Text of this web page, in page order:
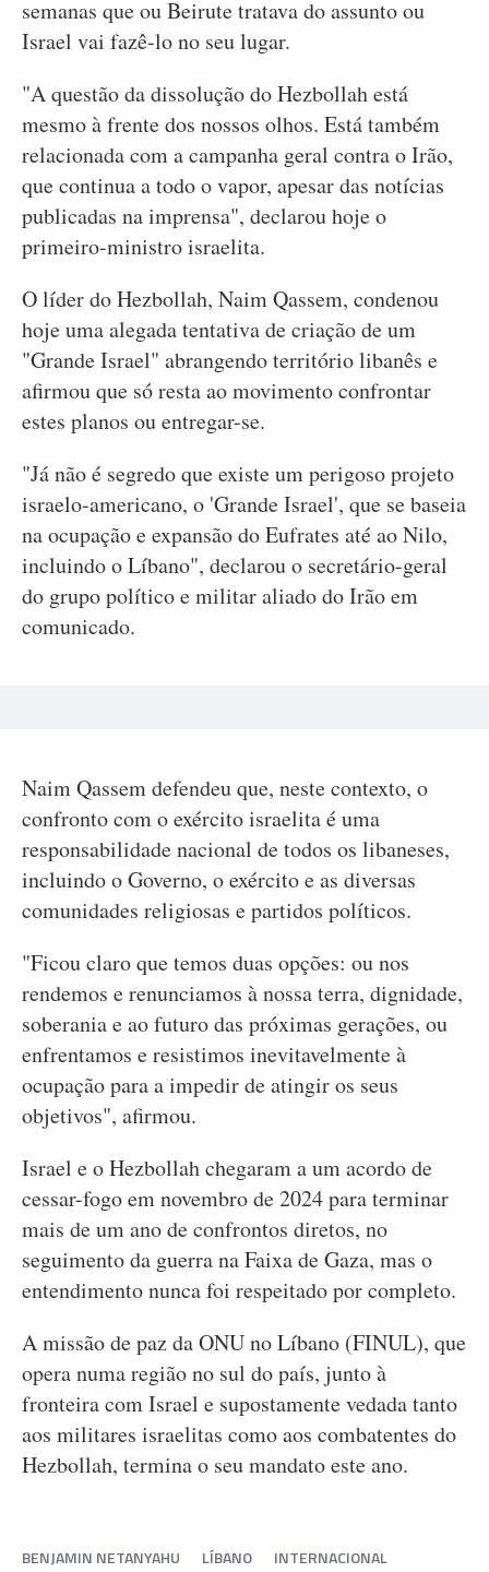
semanas que ou Beirute tratava do assunto ou
Israel vai fazê-lo no seu lugar.
"A questão da dissolução do Hezbollah está
mesmo à frente dos nossos olhos. Está também
relacionada com a campanha geral contra o Irão,
que continua a todo o vapor, apesar das notícias
publicadas na imprensa", declarou hoje o
primeiro-ministro israelita.
O líder do Hezbollah, Naim Qassem, condenou
hoje uma alegada tentativa de criação de um
"Grande Israel" abrangendo território libanês e
afirmou que só resta ao movimento confrontar
estes planos ou entregar-se.
"Já não é segredo que existe um perigoso projeto
israelo-americano, o 'Grande Israel', que se baseia
na ocupação e expansão do Eufrates até ao Nilo,
incluindo o Líbano", declarou o secretário-geral
do grupo político e militar aliado do Irão em
comunicado.
Naim Qassem defendeu que, neste contexto, o
confronto com o exército israelita é uma
responsabilidade nacional de todos os libaneses,
incluindo o Governo, o exército e as diversas
comunidades religiosas e partidos políticos.
"Ficou claro que temos duas opções: ou nos
rendemos e renunciamos à nossa terra, dignidade,
soberania e ao futuro das próximas gerações, ou
enfrentamos e resistimos inevitavelmente à
ocupação para a impedir de atingir os seus
objetivos", afirmou.
Israel e o Hezbollah chegaram a um acordo de
cessar-fogo em novembro de 2024 para terminar
mais de um ano de confrontos diretos, no
seguimento da guerra na Faixa de Gaza, mas o
entendimento nunca foi respeitado por completo.
A missão de paz da ONU no Líbano (FINUL), que
opera numa região no sul do país, junto à
fronteira com Israel e supostamente vedada tanto
aos militares israelitas como aos combatentes do
Hezbollah, termina o seu mandato este ano.
BENJAMIN NETANYAHU LÍBANO INTERNACIONAL